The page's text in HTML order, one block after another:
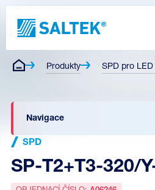
Produkty SPD pro
Navigace
SPD
SP-T2+T3-320/